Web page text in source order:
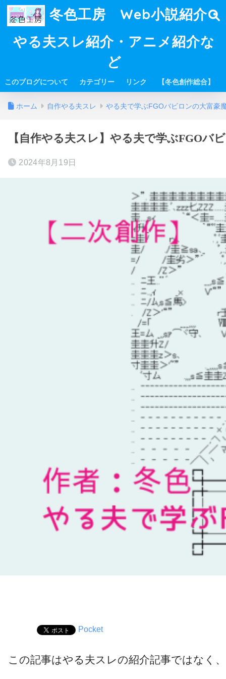
冬色工房 Web小説紹介・
やる夫スレ紹介・アニメ紹介な
ど
このブログについて カテゴリー リンク 【冬色創作総合】
ホーム 自作やる夫スレ やる夫で学ぶFGOバビロンの大富豪
【自作やる夫スレ】やる夫で学ぶFGOバ
2024年8月19日
Pocket
この記事はやる夫スレの紹介記事ではなく